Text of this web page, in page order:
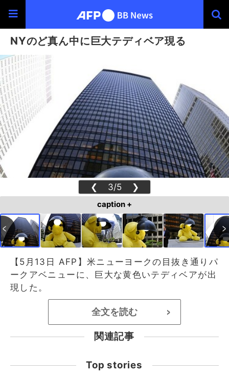
NYのど真ん中に巨大テディベア現る
❮ 3/5 ❯
caption +
【5月13日 AFP】米ニューヨークの目抜き通りパ
ークアベニューに、巨大な黄色いテディベアが出
現した。
全文を読む >
関連記事
Top stories